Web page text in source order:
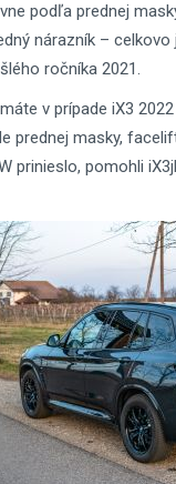
podľa prednej
nárazník –
ročníka 2021.
v prípade iX3
prednej masky,
prinieslo, pomohli